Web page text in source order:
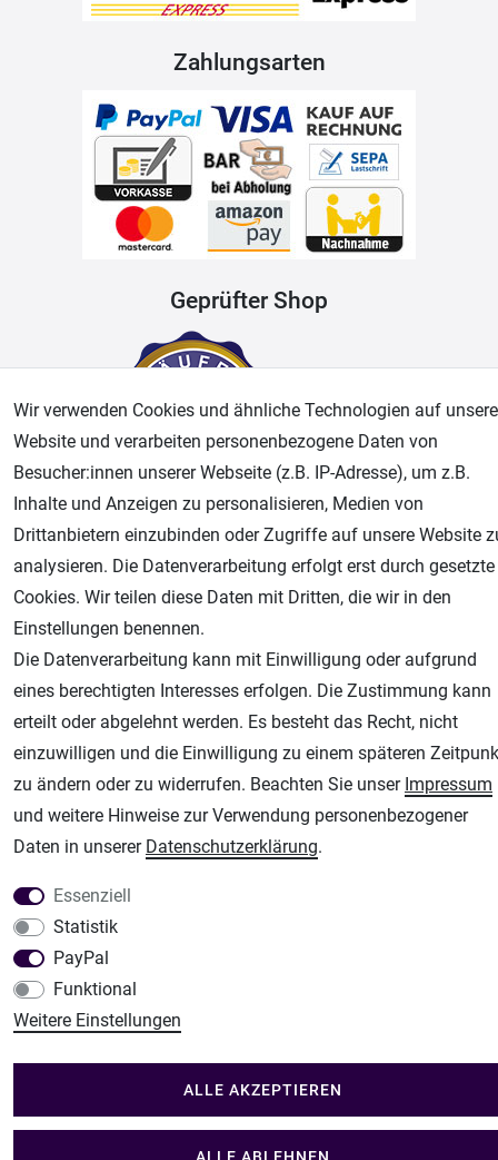
Zahlungsarten
Geprüfter Shop
Datenschutz
Unsere weiteren Shops:
Airbrush-City
Fachhandel für: Airbrushpistolen, Kompressoren, Airbrushfarben
Modellbau-City
Modellbau Shop
Plotter-City
Schneideplotter, Transferpressen, Siebdruck und Plotterfolien
Im Shop Kaufen
Wir verwenden Cookies und ähnliche Technologien auf
Website und verarbeiten personenbezogene Daten von
Besucher:innen unserer Webseite (z.B. IP-Adresse), um z.B.
Inhalte und Anzeigen zu personalisieren, Medien von
Drittanbietern einzubinden oder Zugriffe auf unsere Website
analysieren. Die Datenverarbeitung erfolgt erst durch gesetzte
Cookies. Wir teilen diese Daten mit Dritten, die wir in den
Einstellungen benennen.
Die Datenverarbeitung kann mit Einwilligung oder aufgrund
eines berechtigten Interesses erfolgen. Die Zustimmung kann
erteilt oder abgelehnt werden. Es besteht das Recht, nicht
einzuwilligen und die Einwilligung zu einem späteren
zu ändern oder zu widerrufen. Beachten Sie unser Impressum
und weitere Hinweise zur Verwendung personenbezogener
Daten in unserer Daten­schutz­erklärung.
Essenziell
Statistik
PayPal
Funktional
Weitere Einstellungen
ALLE AKZEPTIEREN